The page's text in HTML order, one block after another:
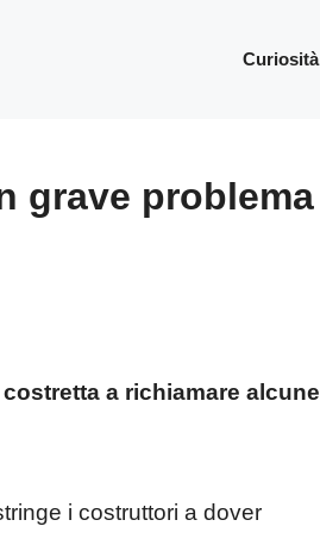
Curiosità
grave problema
a richiamare alcune
i costruttori a dover